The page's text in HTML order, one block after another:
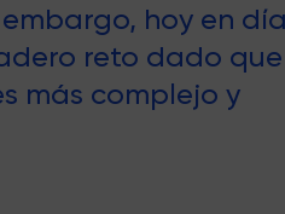
hoy en
reto dado que
más complejo y